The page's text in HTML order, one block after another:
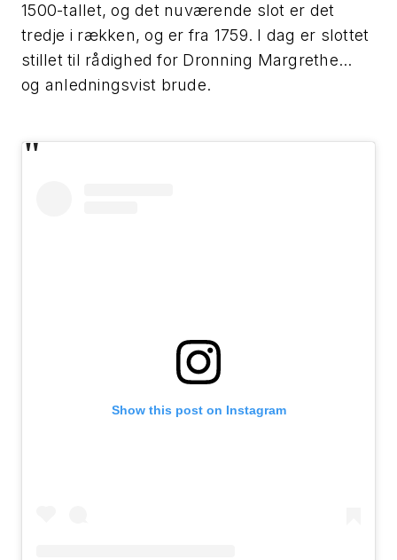
1500-tallet, og det nuværende slot er det
tredje i rækken, og er fra 1759. I dag er slottet
stillet til rådighed for Dronning Margrethe...
og anledningsvist brude.
Show this post on Instagram